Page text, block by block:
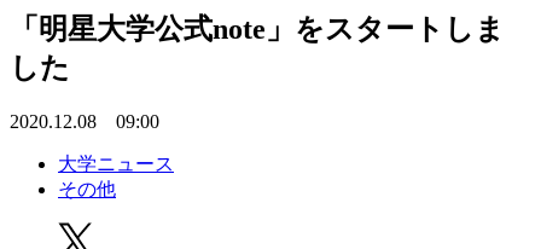
「明星大学公式note」をスタートしま
した
2020.12.08 09:00
大学ニュース
その他